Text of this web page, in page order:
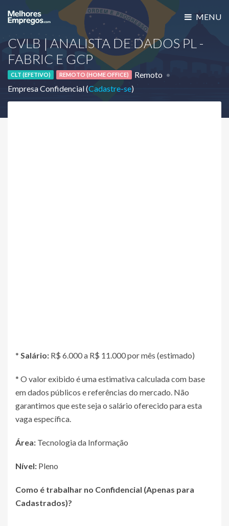
MENU
CVLB | ANALISTA DE DADOS PL -
FABRIC E GCP
CLT (EFETIVO) REMOTO (HOME OFFICE)
Remoto
Empresa Confidencial (Cadastre-se)
* Salário: R$ 6.000 a R$ 11.000 por mês (estimado)
* O valor exibido é uma estimativa calculada com base
em dados públicos e referências do mercado. Não
garantimos que este seja o salário oferecido para esta
vaga específica.
Área: Tecnologia da Informação
Nível: Pleno
Como é trabalhar no Confidencial (Apenas para
Cadastrados)?